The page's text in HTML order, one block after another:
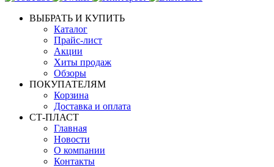
ВЫБРАТЬ И КУПИТЬ
Каталог
Прайс-лист
Акции
Хиты продаж
Обзоры
ПОКУПАТЕЛЯМ
Корзина
Доставка и оплата
СТ-ПЛАСТ
Главная
Новости
О компании
Контакты